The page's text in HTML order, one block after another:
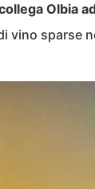
Olbia
vino sparse